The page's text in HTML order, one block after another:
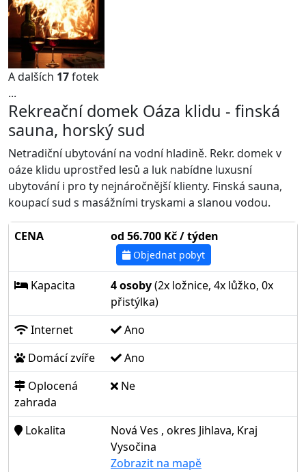
A dalších 17fotek
...
Rekreační domek Oáza klidu - finská
sauna, horský sud
Netradiční ubytování na vodní hladině. Rekr. domek v
oáze klidu uprostřed lesů a luk nabídne luxusní
ubytování i pro ty nejnáročnější klienty. Finská sauna,
koupací sud s masážními tryskami a slanou vodou.
CENA od 56.700 Kč / týden
Objednat pobyt
Kapacita 4 osoby(2x ložnice, 4x lůžko, 0x
přistýlka)
Internet
Ano
Domácí zvíře
Ano
Oplocená
zahrada
Ne
Lokalita
Nová Ves , okres Jihlava, Kraj
Vysočina
Zobrazit na mapě